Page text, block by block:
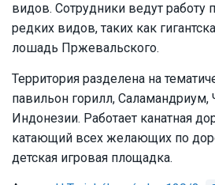
видов. Сотрудники ведут работу
редких видов, таких как
лошадь Пржевальского.
Территория разделена на
павильон горилл,
Индонезии. Работает канатная
катающий всех желающих по
детская игровая площадка.